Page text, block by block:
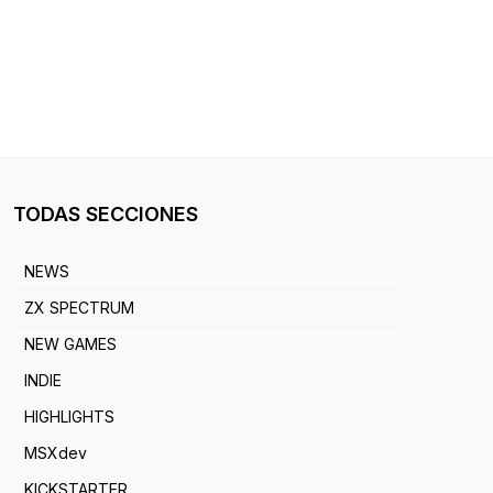
TODAS SECCIONES
NEWS
ZX SPECTRUM
NEW GAMES
INDIE
HIGHLIGHTS
MSXdev
KICKSTARTER